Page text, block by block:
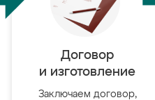
Договор
и изготовление
Заключаем договор,